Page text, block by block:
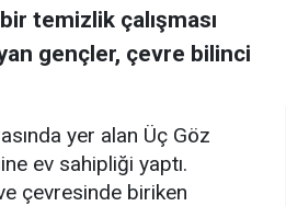
temizlik çalışması
gençler, çevre bilinci
yer alan Üç Göz
ev sahipliği yaptı.
çevresinde biriken